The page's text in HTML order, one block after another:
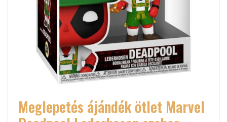
Meglepetés ájándék ötlet Marvel